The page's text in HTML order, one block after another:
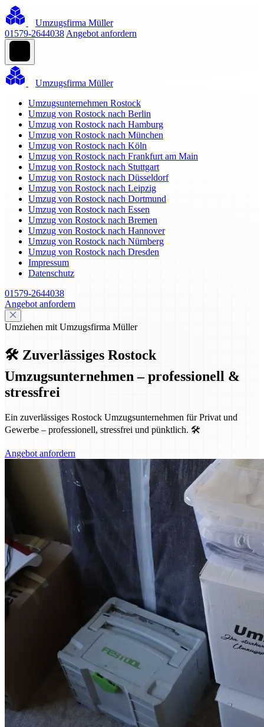
Umzugsfirma Müller
01579-2644038 Angebot anfordern
Umzugsfirma Müller
Umzugsunternehmen Rostock
Umzug von Rostock nach Berlin
Umzug von Rostock nach Hamburg
Umzug von Rostock nach München
Umzug von Rostock nach Köln
Umzug von Rostock nach Frankfurt am Main
Umzug von Rostock nach Stuttgart
Umzug von Rostock nach Düsseldorf
Umzug von Rostock nach Leipzig
Umzug von Rostock nach Dortmund
Umzug von Rostock nach Essen
Umzug von Rostock nach Bremen
Umzug von Rostock nach Hannover
Umzug von Rostock nach Nürnberg
Umzug von Rostock nach Dresden
Impressum
Datenschutz
01579-2644038
Angebot anfordern
Umziehen mit Umzugsfirma Müller
🛠️ Zuverlässiges Rostock
Umzugsunternehmen – professionell &
stressfrei
Ein zuverlässiges Rostock Umzugsunternehmen für Privat und
Gewerbe – professionell, stressfrei und pünktlich. 🛠️
Angebot anfordern